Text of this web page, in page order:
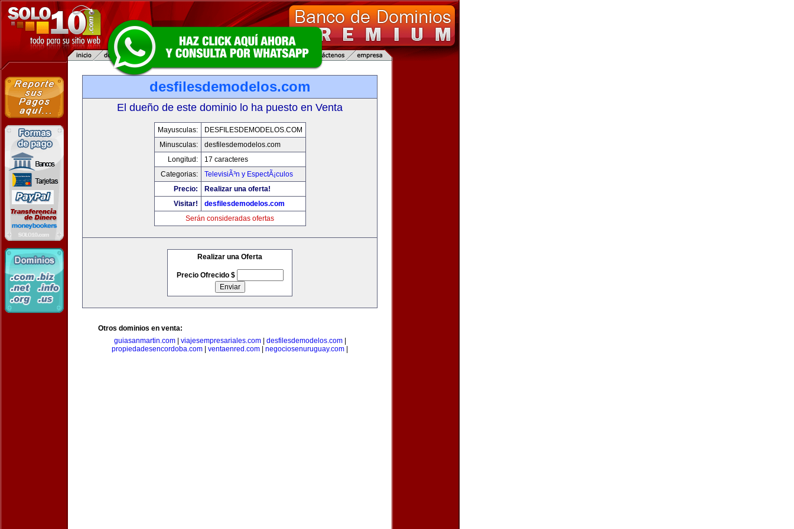
desfilesdemodelos.com
El dueño de este dominio lo ha puesto en Venta
Mayusculas:
DESFILESDEMODELOS.COM
Minusculas:
desfilesdemodelos.com
Longitud:
17 caracteres
Categorias:
TelevisiÃ³n y EspectÃ¡culos
Precio:
Realizar una oferta!
Visitar!
desfilesdemodelos.com
Serán consideradas ofertas
Realizar una Oferta
Precio Ofrecido $
Otros dominios en venta:
guiasanmartin.com| viajesempresariales.com| desfilesdemodelos.com|
propiedadesencordoba.com
ventaenred.com negociosenuruguay.com